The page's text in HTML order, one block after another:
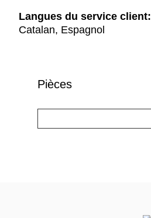
Langues du service client:
Catalan, Espagnol
Pièces